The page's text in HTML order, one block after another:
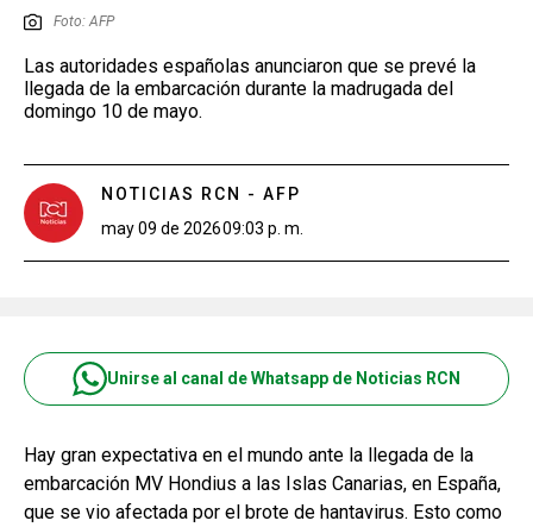
Foto: AFP
Las autoridades españolas anunciaron que se prevé la
llegada de la embarcación durante la madrugada del
domingo 10 de mayo.
NOTICIAS RCN - AFP
may 09 de 202609:03 p. m.
Unirse al canal de Whatsapp de Noticias RCN
Hay gran expectativa en el mundo ante la llegada de la
embarcación MV Hondius a las Islas Canarias, en España,
que se vio afectada por el brote de hantavirus. Esto como